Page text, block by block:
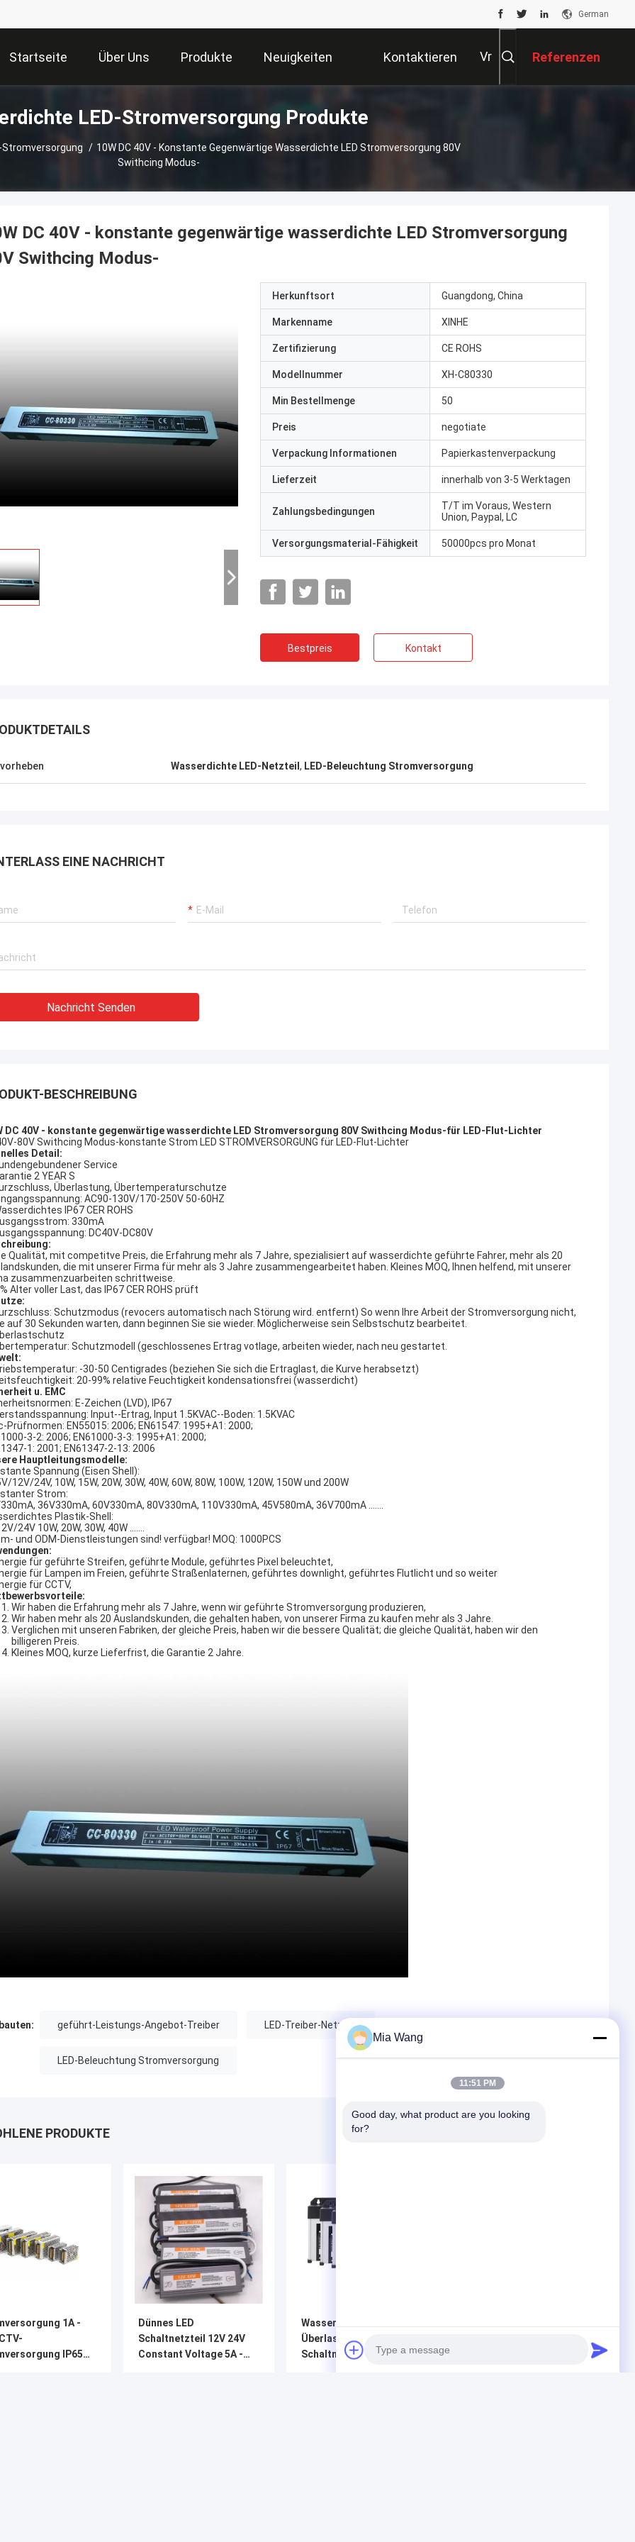
German
Startseite Über Uns Produkte Neuigkeiten Kontaktieren Vr Referenzen
Wasserdichte LED-Stromversorgung Produkte
Stromversorgung / 10W DC 40V - Konstante Gegenwärtige Wasserdichte LED Stromversorgung 80V
Swithcing Modus-
Shally
Kopfstiefel,
sehr hoch, weil
Kaufstiefel in Phasen
eine Art, diese wi…
quadratische Kopfstiefel,
winterappearance sehr hoch, weil
einteilt solch eine Art, diese wi…
DC 40V - konstante gegenwärtige wasserdichte LED Stromversorgung
Swithcing Modus-
Herkunftsort Guangdong, China
Markenname XINHE
Zertifizierung CE ROHS
Modellnummer XH-C80330
Min Bestellmenge 50
Preis negotiate
Verpackung Informationen Papierkastenverpackung
Lieferzeit innerhalb von 3-5 Werktagen
Zahlungsbedingungen
T/T im Voraus, Western
Union, Paypal, LC
Versorgungsmaterial-Fähigkeit 50000pcs pro Monat
Bestpreis Kontakt
Wasserdichte LED-Netzteil , LED-Beleuchtung Stromversorgung
EINE NACHRICHT
Nachricht Senden
BESCHREIBUNG
DC 40V - konstante gegenwärtige wasserdichte LED Stromversorgung 80V Swithcing Modus-für LED-Flut-Lichter
80V Swithcing Modus-konstante Strom LED STROMVERSORGUNG für LED-Flut-Lichter
Detail:
Service
2 YEAR S
Überlastung, Übertemperaturschutze
AC90-130V/170-250V 50-60HZ
IP67 CER ROHS
330mA
DC40V-DC80V
Qualität, mit competitve Preis, die Erfahrung mehr als 7 Jahre, spezialisiert auf wasserdichte geführte Fahrer, mehr als 20
die mit unserer Firma für mehr als 3 Jahre zusammengearbeitet haben. Kleines MOQ, Ihnen helfend, mit unserer
zusammenzuarbeiten schrittweise.
Alter voller Last, das IP67 CER ROHS prüft
Schutzmodus (revocers automatisch nach Störung wird. entfernt) So wenn Ihre Arbeit der Stromversorgung nicht,
auf 30 Sekunden warten, dann beginnen Sie sie wieder. Möglicherweise sein Selbstschutz bearbeitet.
Schutzmodell (geschlossenes Ertrag votlage, arbeiten wieder, nach neu gestartet.
-30-50 Centigrades (beziehen Sie sich die Ertraglast, die Kurve herabsetzt)
20-99% relative Feuchtigkeit kondensationsfrei (wasserdicht)
u. EMC
E-Zeichen (LVD), IP67
Input--Ertrag, Input 1.5KVAC--Boden: 1.5KVAC
Prüfnormen: EN55015: 2006; EN61547: 1995+A1: 2000;
3-2: 2006; EN61000-3-3: 1995+A1: 2000;
1: 2001; EN61347-2-13: 2006
Hauptleitungsmodelle:
Spannung (Eisen Shell):
12V/24V, 10W, 15W, 20W, 30W, 40W, 60W, 80W, 100W, 120W, 150W und 200W
Strom:
36V330mA, 60V330mA, 80V330mA, 110V330mA, 45V580mA, 36V700mA .......
Plastik-Shell:
24V 10W, 20W, 30W, 40W .......
und ODM-Dienstleistungen sind! verfügbar! MOQ: 1000PCS
für geführte Streifen, geführte Module, geführtes Pixel beleuchtet,
für Lampen im Freien, geführte Straßenlaternen, geführtes downlight, geführtes Flutlicht und so weiter
für CCTV,
Wir haben die Erfahrung mehr als 7 Jahre, wenn wir geführte Stromversorgung produzieren,
Wir haben mehr als 20 Auslandskunden, die gehalten haben, von unserer Firma zu kaufen mehr als 3 Jahre.
Verglichen mit unseren Fabriken, der gleiche Preis, haben wir die bessere Qualität; die gleiche Qualität, haben wir den
billigeren Preis.
Kleines MOQ, kurze Lieferfrist, die Garantie 2 Jahre.
geführt-Leistungs-Angebot-Treiber LED-Treiber-Netzteil
LED-Beleuchtung Stromversorgung
PRODUKTE
1A -
IP65
Dünnes LED
Schaltnetzteil 12V 24V
Constant Voltage 5A -
Wasserdichter
Überlastschutz LED-
Schaltnetzteil-12V 33A
Mia Wang
11:51 PM
Good day, what product are you looking
for?